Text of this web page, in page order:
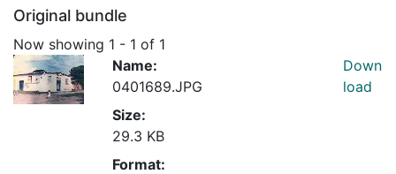
Original bundle
Now showing 1 - 1 of 1
Name:
0401689.JPG
Size:
29.3 KB
Format:
Down
load